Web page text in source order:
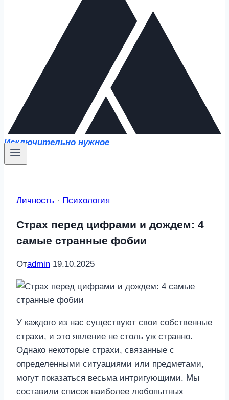
Исключительно нужное
Личность · Психология
Страх перед цифрами и дождем: 4
самые странные фобии
Отadmin 19.10.2025
У каждого из нас существуют свои собственные
страхи, и это явление не столь уж странно.
Однако некоторые страхи, связанные с
определенными ситуациями или предметами,
могут показаться весьма интригующими. Мы
составили список наиболее любопытных